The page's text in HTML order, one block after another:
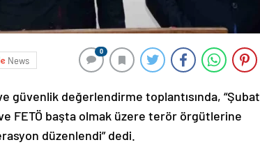
News
0
güvenlik değerlendirme toplantısında, “Şubat
FETÖ başta olmak üzere terör örgütlerine
düzenlendi” dedi.